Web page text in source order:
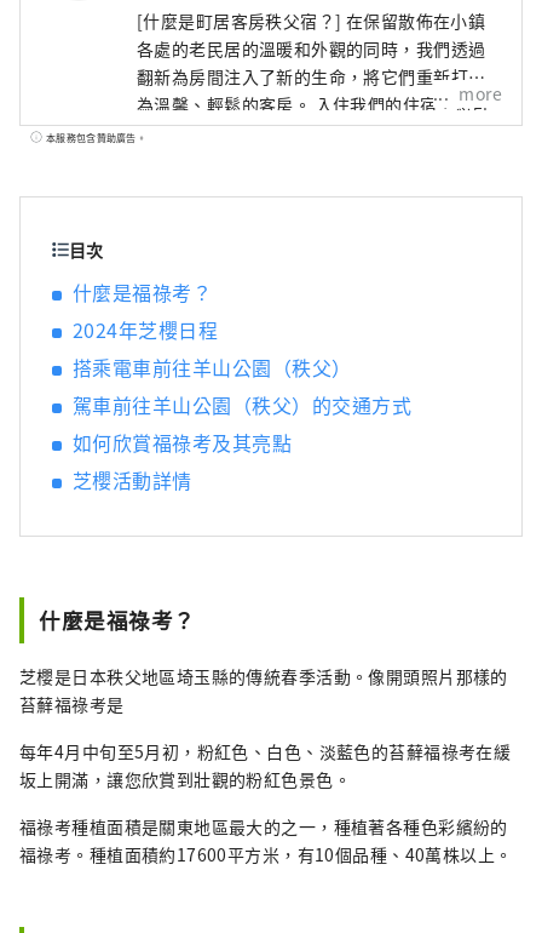
[什麼是町居客房秩父宿？] 在保留散佈在小鎮
各處的老民居的溫暖和外觀的同時，我們透過
翻新為房間注入了新的生命，將它們重新打造
為溫馨、輕鬆的客房。 入住我們的住宿，您可
以感受到賓至如歸的感覺。 請一邊享受各房間
more
本服務包含贊助廣告。
目次
什麼是福祿考？
2024年芝櫻日程
搭乘電車前往羊山公園（秩父）
駕車前往羊山公園（秩父）的交通方式
如何欣賞福祿考及其亮點
芝櫻活動詳情
什麼是福祿考？
芝櫻是日本秩父地區埼玉縣的傳統春季活動。像開頭照片那樣的
苔蘚福祿考是
每年4月中旬至5月初，粉紅色、白色、淡藍色的苔蘚福祿考在緩
坂上開滿，讓您欣賞到壯觀的粉紅色景色。
福祿考種植面積是關東地區最大的之一，種植著各種色彩繽紛的
福祿考。種植面積約17600平方米，有10個品種、40萬株以上。